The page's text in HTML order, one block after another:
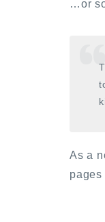
…or
As a
pages